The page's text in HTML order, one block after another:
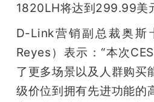
1820LH将达到299.99美
D-Link营销副总裁奥斯
Reyes）表示：“本次
了更多场景以及人群购买
级价位到拥有先进功能的